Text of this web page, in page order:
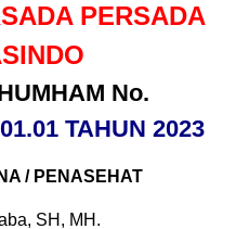
PERSADA
No.
TAHUN 2023
/ PENASEHAT
SH, MH.